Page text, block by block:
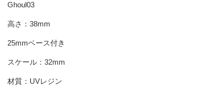
Ghoul03
高さ：38mm
25mmベース付き
スケール：32mm
材質：UVレジン